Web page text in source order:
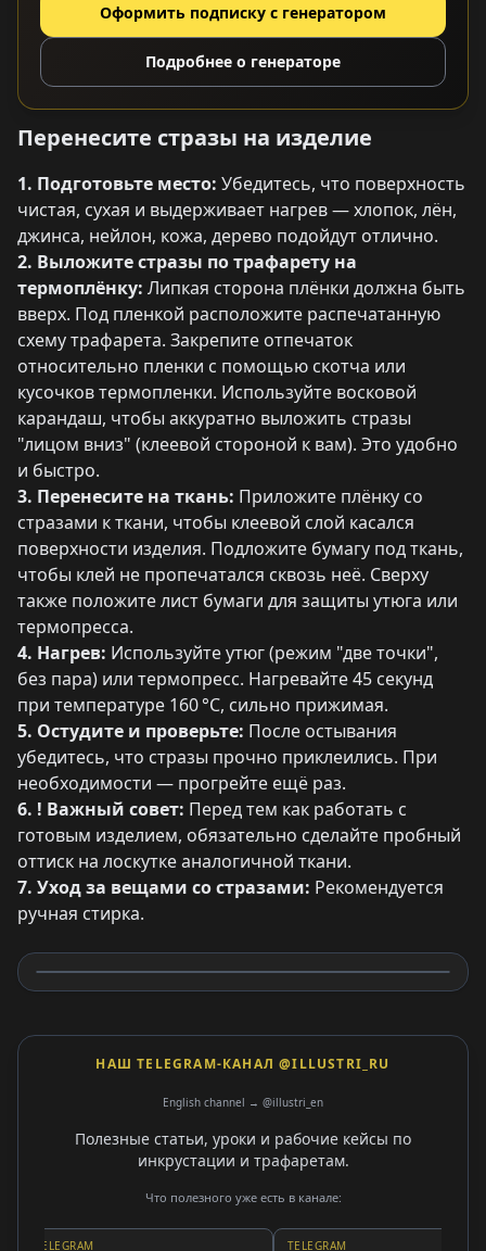
Оформить подписку с генератором
Подробнее о генераторе
Перенесите стразы на изделие
1. Подготовьте место: Убедитесь, что поверхность
чистая, сухая и выдерживает нагрев — хлопок, лён,
джинса, нейлон, кожа, дерево подойдут отлично.
2. Выложите стразы по трафарету на
термоплёнку: Липкая сторона плёнки должна быть
вверх. Под пленкой расположите распечатанную
схему трафарета. Закрепите отпечаток
относительно пленки с помощью скотча или
кусочков термопленки. Используйте восковой
карандаш, чтобы аккуратно выложить стразы
"лицом вниз" (клеевой стороной к вам). Это удобно
и быстро.
3. Перенесите на ткань: Приложите плёнку со
стразами к ткани, чтобы клеевой слой касался
поверхности изделия. Подложите бумагу под ткань,
чтобы клей не пропечатался сквозь неё. Сверху
также положите лист бумаги для защиты утюга или
термопресса.
4. Нагрев: Используйте утюг (режим "две точки",
без пара) или термопресс. Нагревайте 45 секунд
при температуре 160 °C, сильно прижимая.
5. Остудите и проверьте: После остывания
убедитесь, что стразы прочно приклеились. При
необходимости — прогрейте ещё раз.
6. ! Важный совет: Перед тем как работать с
готовым изделием, обязательно сделайте пробный
оттиск на лоскутке аналогичной ткани.
7. Уход за вещами со стразами: Рекомендуется
ручная стирка.
НАШ TELEGRAM-КАНАЛ @ILLUSTRI_RU
English channel → @illustri_en
Полезные статьи, уроки и рабочие кейсы по
инкрустации и трафаретам.
Что полезного уже есть в канале:
TELEGRAM TELEGRAM